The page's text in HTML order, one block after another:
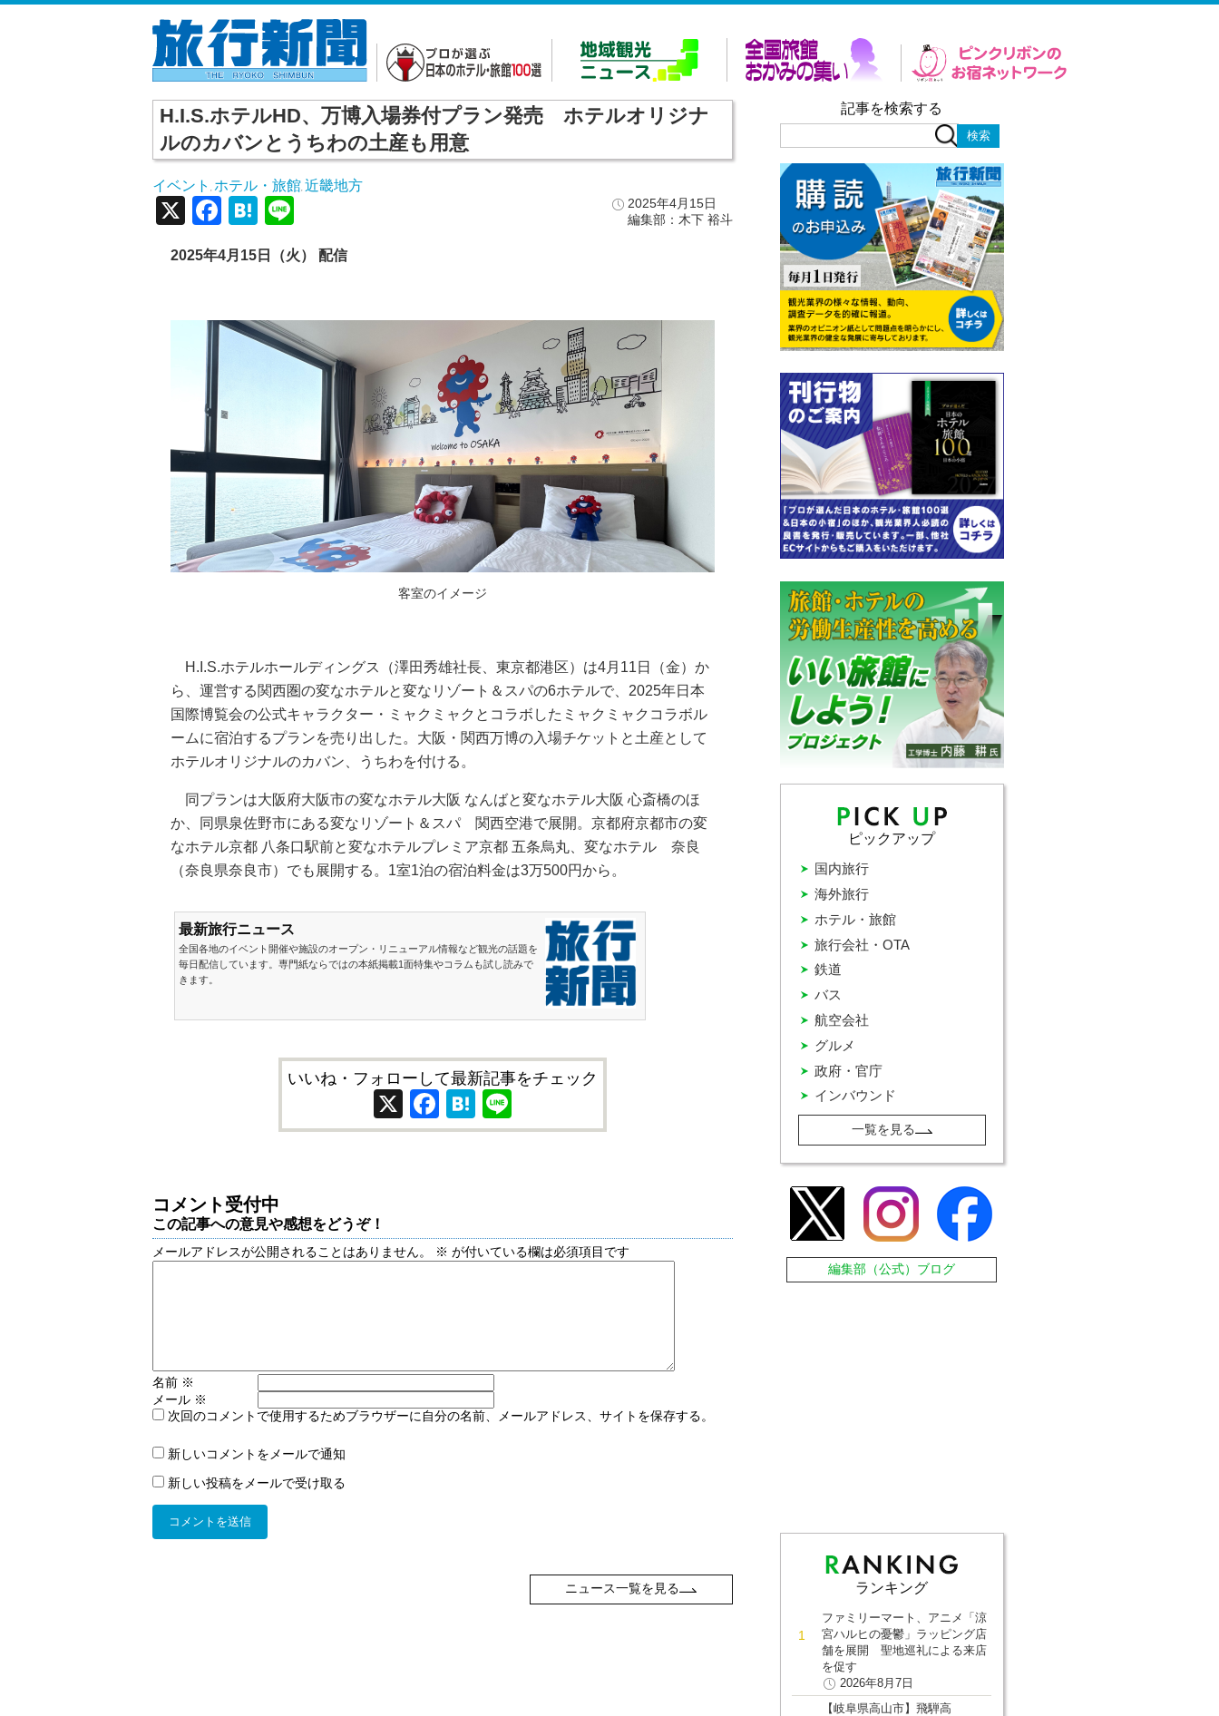
H.I.S.ホテルHD、万博入場券付プラン発売 ホテルオリジナ
ルのカバンとうちわの土産も用意
イベント ホテル・旅館 近畿地方
2025年4月15日
編集部：木下 裕斗
X Facebook
Hatena
2025年4月15日（火） 配信
客室のイメージ
H.I.S.ホテルホールディングス（澤田秀雄社長、東京都港区）は4月11日（金）か
ら、運営する関西圏の変なホテルと変なリゾート＆スパの6ホテルで、2025年日本
国際博覧会の公式キャラクター・ミャクミャクとコラボしたミャクミャクコラボル
ームに宿泊するプランを売り出した。大阪・関西万博の入場チケットと土産として
ホテルオリジナルのカバン、うちわを付ける。
同プランは大阪府大阪市の変なホテル大阪 なんばと変なホテル大阪 心斎橋のほ
か、同県泉佐野市にある変なリゾート＆スパ 関西空港で展開。京都府京都市の変
なホテル京都 八条口駅前と変なホテルプレミア京都 五条烏丸、変なホテル 奈良
（奈良県奈良市）でも展開する。1室1泊の宿泊料金は3万500円から。
最新旅行ニュース
全国各地のイベント開催や施設のオープン・リニューアル情報など観光の話題を
毎日配信しています。専門紙ならではの本紙掲載1面特集やコラムも試し読みで
きます。
いいね・フォローして最新記事をチェック
X Facebook
Hatena
コメント受付中
この記事への意見や感想をどうぞ！
メールアドレスが公開されることはありません。 ※ が付いている欄は必須項目です
名前 ※
メール ※
次回のコメントで使用するためブラウザーに自分の名前、メールアドレス、サイトを保存する。
新しいコメントをメールで通知
新しい投稿をメールで受け取る
ニュース一覧を見る
記事を検索する
ピックアップ
インバウンド
グルメ
バス
ホテル・旅館
国内旅行
政府・官庁
旅行会社・OTA
海外旅行
航空会社
鉄道
一覧を見る
編集部（公式）ブログ
ランキング
ファミリーマート、アニメ「涼
宮ハルヒの憂鬱」ラッピング店
舗を展開 聖地巡礼による来店
を促す
2026年8月7日
【岐阜県高山市】飛騨高